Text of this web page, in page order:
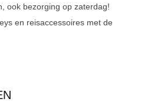
ook bezorging op zaterdag!
en reisaccessoires met de